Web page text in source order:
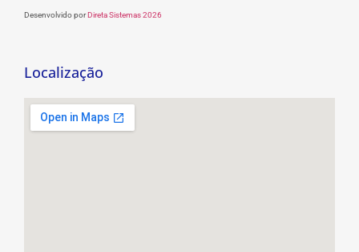
Desenvolvido porDireta Sistemas 2026
Localização